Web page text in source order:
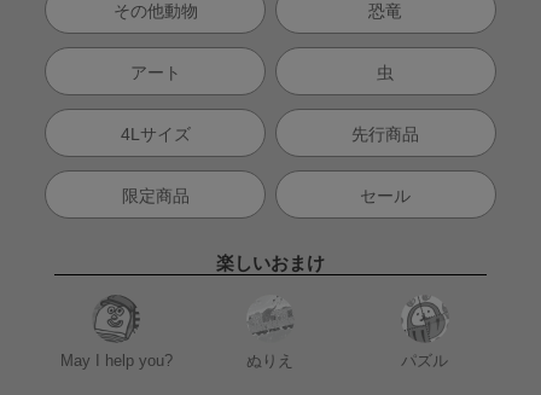
その他動物 恐竜
アート 虫
4Lサイズ 先行商品
限定商品 セール
楽しいおまけ
May I help you? ぬりえ パズル